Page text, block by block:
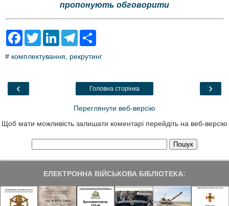
пропонують обговорити
F
e
o
T
t
L
k
T
e
a
r
# комплектування, рекрутинг
‹ ›
Головна сторінка
Переглянути веб-версію
Щоб мати можливість залишати коментарі перейдіть на веб-версію
ЕЛЕКТРОННА ВІЙСЬКОВА БІБЛІОТЕКА: